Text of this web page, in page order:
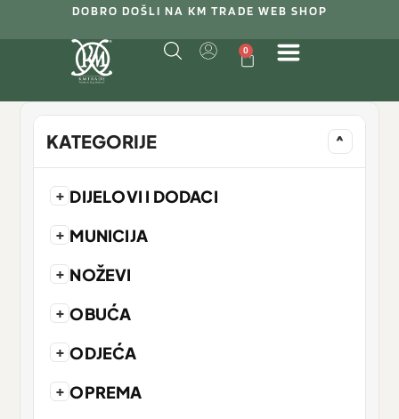
DOBRO DOŠLI NA KM TRADE WEB SHOP
0
KATEGORIJE ^
+ DIJELOVI I DODACI
+ MUNICIJA
+ NOŽEVI
+ OBUĆA
+ ODJEĆA
+ OPREMA